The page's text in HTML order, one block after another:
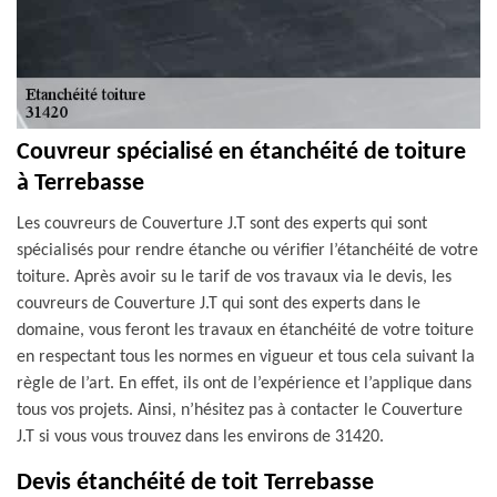
Couvreur spécialisé en étanchéité de toiture
à Terrebasse
Les couvreurs de Couverture J.T sont des experts qui sont
spécialisés pour rendre étanche ou vérifier l’étanchéité de votre
toiture. Après avoir su le tarif de vos travaux via le devis, les
couvreurs de Couverture J.T qui sont des experts dans le
domaine, vous feront les travaux en étanchéité de votre toiture
en respectant tous les normes en vigueur et tous cela suivant la
règle de l’art. En effet, ils ont de l’expérience et l’applique dans
tous vos projets. Ainsi, n’hésitez pas à contacter le Couverture
J.T si vous vous trouvez dans les environs de 31420.
Devis étanchéité de toit Terrebasse